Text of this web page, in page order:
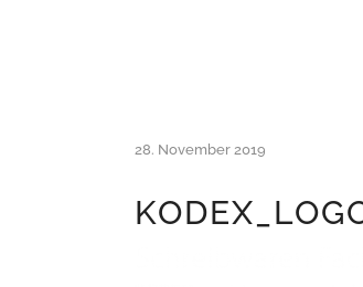
28. November 2019